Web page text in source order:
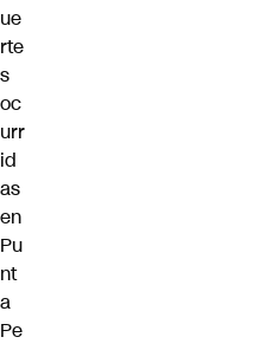
ue
rte
s
oc
urr
id
as
en
Pu
nt
a
Pe